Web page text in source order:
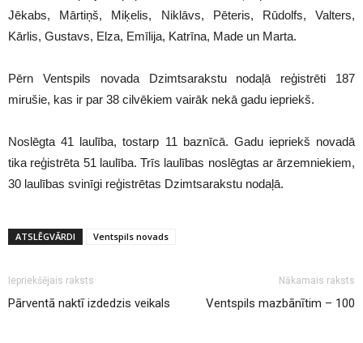
Jēkabs, Mārtiņš, Miķelis, Niklāvs, Pēteris, Rūdolfs, Valters,
Kārlis, Gustavs, Elza, Emīlija, Katrīna, Made un Marta.
Pērn Ventspils novada Dzimtsarakstu nodaļā reģistrēti 187
mirušie, kas ir par 38 cilvēkiem vairāk nekā gadu iepriekš.
Noslēgta 41 laulība, tostarp 11 baznīcā. Gadu iepriekš novadā
tika reģistrēta 51 laulība. Trīs laulības noslēgtas ar ārzemniekiem,
30 laulības svinīgi reģistrētas Dzimtsarakstu nodaļā.
ATSLĒGVĀRDI Ventspils novads
Iepriekšējais raksts
Pārventā naktī izdedzis veikals
Nākamais raksts
Ventspils mazbānītim – 100